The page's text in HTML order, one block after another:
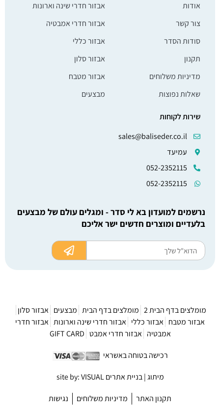
אודות
צור קשר
סודות הסדר
תקנון
מדיניות משלוחים
שאלות נפוצות
אבזור חדרי שינה וארונות
אבזור חדרי אמבטיה
אבזור כללי
אבזור סלון
אבזור מטבח
מבצעים
שירות לקוחות
sales@baliseder.co.il
עמיעד
052-2352115
052-2352115
נרשמים למועדון בא לי סדר - ומגלים עולם של מבצעים
בלעדיים ומוצרים חדשים ישר אליכם
מומלצים בדף הבית 2 מומלצים בדף הבית מבצעים
אבזור סלון
אבזור מטבח
אבזור כללי אבזור חדרי שינה וארונות
אבזור חדרי
אמבטיה
אבזור חדרי אמבט GIFT CARD
רכישה בטוחה באשראי
מיתוג | בניית אתרים site by: VISUAL
תקנון האתר מדיניות משלוחים נגישות